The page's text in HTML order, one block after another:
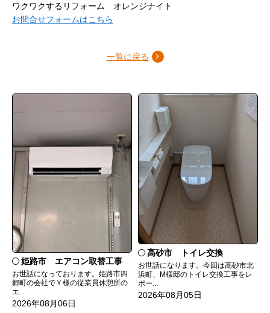
ワクワクするリフォーム オレンジナイト
お問合せフォームはこちら
一覧に戻る
姫路市 エアコン取替工事
お世話になっております。姫路市四
郷町の会社でＹ様の従業員休憩所の
エ...
2026年08月06日
高砂市 トイレ交換
お世話になります。今回は高砂市北
浜町、M様邸のトイレ交換工事をレ
ポー...
2026年08月05日